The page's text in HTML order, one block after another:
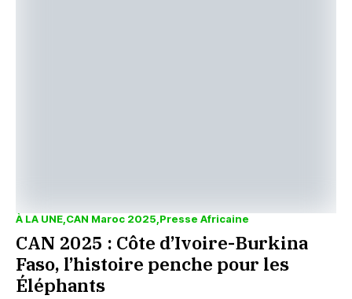
À LA UNE CAN Maroc 2025 Presse Africaine
CAN 2025 : Côte d’Ivoire-Burkina
Faso, l’histoire penche pour les
Éléphants